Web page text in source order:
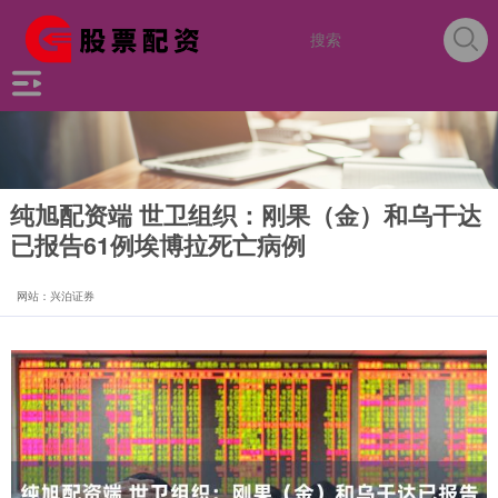
纯旭配资端 世卫组织：刚果（金）和乌干达
已报告61例埃博拉死亡病例
网站：兴泊证券